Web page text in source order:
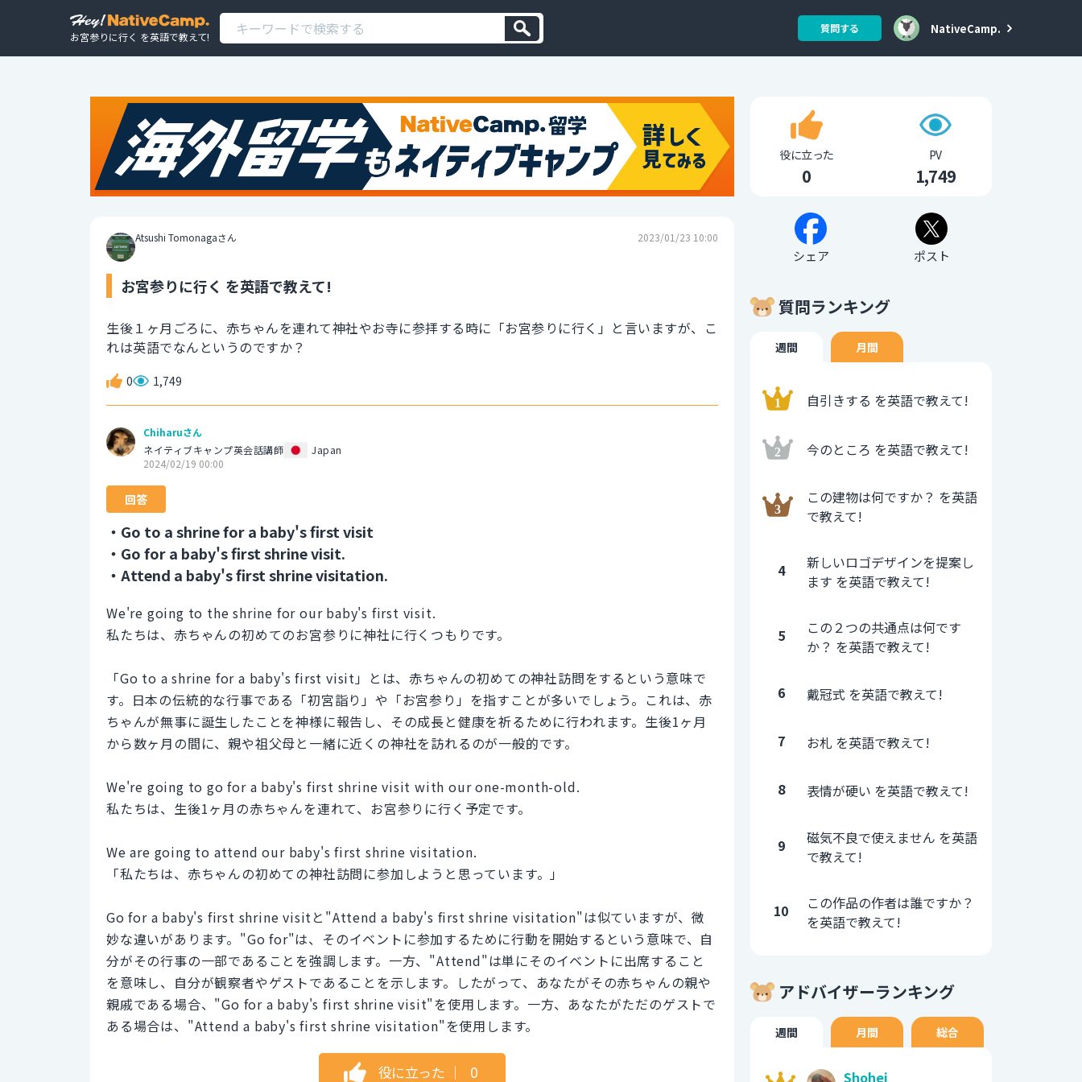
お宮参りに行く を英語で教えて!
質問する NativeCamp.
Atsushi Tomonagaさん 2023/01/23 10:00
お宮参りに行く を英語で教えて!
生後１ヶ月ごろに、赤ちゃんを連れて神社やお寺に参拝する時に「お宮参りに行く」と言いますが、こ
れは英語でなんというのですか？
0 1,749
Chiharuさん
ネイティブキャンプ英会話講師
Japan
2024/02/19 00:00
回答
・Go to a shrine for a baby's first visit
・Go for a baby's first shrine visit.
・Attend a baby's first shrine visitation.
We're going to the shrine for our baby's first visit.
私たちは、赤ちゃんの初めてのお宮参りに神社に行くつもりです。
「Go to a shrine for a baby's first visit」とは、赤ちゃんの初めての神社訪問をするという意味で
す。日本の伝統的な行事である「初宮詣り」や「お宮参り」を指すことが多いでしょう。これは、赤
ちゃんが無事に誕生したことを神様に報告し、その成長と健康を祈るために行われます。生後1ヶ月
から数ヶ月の間に、親や祖父母と一緒に近くの神社を訪れるのが一般的です。
We're going to go for a baby's first shrine visit with our one-month-old.
私たちは、生後1ヶ月の赤ちゃんを連れて、お宮参りに行く予定です。
We are going to attend our baby's first shrine visitation.
「私たちは、赤ちゃんの初めての神社訪問に参加しようと思っています。」
Go for a baby's first shrine visitと"Attend a baby's first shrine visitation"は似ていますが、微
妙な違いがあります。"Go for"は、そのイベントに参加するために行動を開始するという意味で、自
分がその行事の一部であることを強調します。一方、"Attend"は単にそのイベントに出席すること
を意味し、自分が観察者やゲストであることを示します。したがって、あなたがその赤ちゃんの親や
親戚である場合、"Go for a baby's first shrine visit"を使用します。一方、あなたがただのゲストで
ある場合は、"Attend a baby's first shrine visitation"を使用します。
役に立った ｜ 0
役に立った
0
PV
1,749
シェア ポスト
質問ランキング
週間 月間
自引きする を英語で教えて!
今のところ を英語で教えて!
この建物は何ですか？ を英語
で教えて!
4
新しいロゴデザインを提案し
ます を英語で教えて!
5
この２つの共通点は何です
か？ を英語で教えて!
6 戴冠式 を英語で教えて!
7 お札 を英語で教えて!
8 表情が硬い を英語で教えて!
9
磁気不良で使えません を英語
で教えて!
10
この作品の作者は誰ですか？
を英語で教えて!
アドバイザーランキング
週間 月間 総合
Shohei